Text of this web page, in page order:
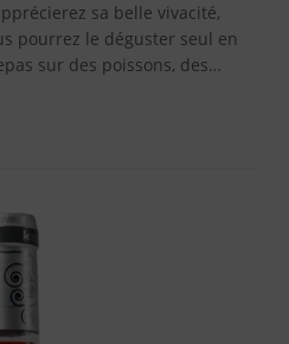
sa belle vivacité,
pourrez le déguster seul en
sur des poissons, des…